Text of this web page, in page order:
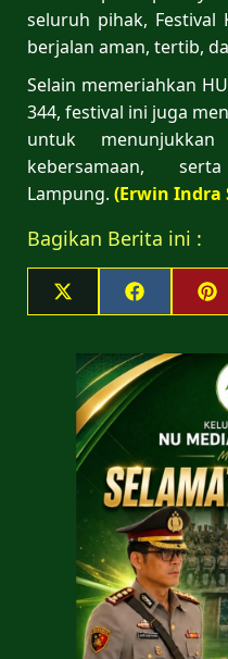
seluruh pihak, Festival
berjalan aman, tertib,
Selain memeriahkan
344, festival ini juga
untuk
kebersamaan,
Lampung. (Erwin Indra
Bagikan Berita ini :